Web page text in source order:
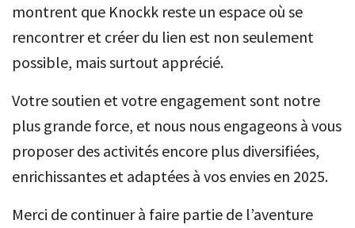
montrent que Knockk reste un espace où se
rencontrer et créer du lien est non seulement
possible, mais surtout apprécié.
Votre soutien et votre engagement sont notre
plus grande force, et nous nous engageons à vous
proposer des activités encore plus diversifiées,
enrichissantes et adaptées à vos envies en 2025.
Merci de continuer à faire partie de l’aventure